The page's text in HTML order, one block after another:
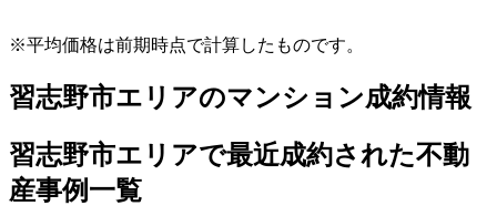
※平均価格は前期時点で計算したものです。
習志野市エリアのマンション成約情報
習志野市エリアで最近成約された不動
産事例一覧